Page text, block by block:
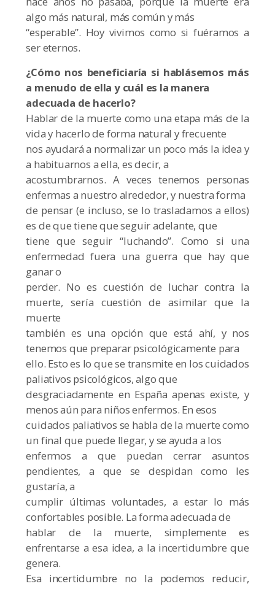
algo más natural, más común y más
“esperable”. Hoy vivimos como si fuéramos a
ser eternos.
¿Cómo nos beneficiaría si hablásemos más
a menudo de ella y cuál es la manera
adecuada de hacerlo?
Hablar de la muerte como una etapa más de la
vida y hacerlo de forma natural y frecuente
nos ayudará a normalizar un poco más la idea y
a habituarnos a ella, es decir, a
acostumbrarnos. A veces tenemos personas
enfermas a nuestro alrededor, y nuestra forma
de pensar (e incluso, se lo trasladamos a ellos)
es de que tiene que seguir adelante, que
tiene que seguir “luchando”. Como si una
enfermedad fuera una guerra que hay que
ganar o
perder. No es cuestión de luchar contra la
muerte, sería cuestión de asimilar que la
muerte
también es una opción que está ahí, y nos
tenemos que preparar psicológicamente para
ello. Esto es lo que se transmite en los cuidados
paliativos psicológicos, algo que
desgraciadamente en España apenas existe, y
menos aún para niños enfermos. En esos
cuidados paliativos se habla de la muerte como
un final que puede llegar, y se ayuda a los
enfermos a que puedan cerrar asuntos
pendientes, a que se despidan como les
gustaría, a
cumplir últimas voluntades, a estar lo más
confortables posible. La forma adecuada de
hablar de la muerte, simplemente es
enfrentarse a esa idea, a la incertidumbre que
genera.
Esa incertidumbre no la podemos reducir,